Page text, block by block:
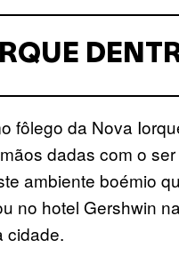
fôlego da Nova
dadas com o
ambiente boémio
no hotel Gershwin
cidade.